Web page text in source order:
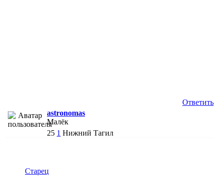
Ответить
astronomas
Малёк
25 1 Нижний Тагил
Старец